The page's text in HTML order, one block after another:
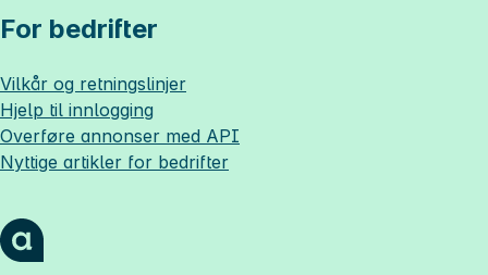
For bedrifter
Vilkår og retningslinjer
Hjelp til innlogging
Overføre annonser med API
Nyttige artikler for bedrifter